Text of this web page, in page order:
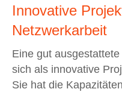
Innovative
Netzwerkarbeit
Eine gut
sich als innovative
Sie hat die